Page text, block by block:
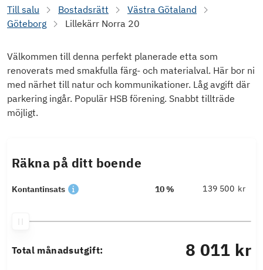
Till salu Bostadsrätt
Västra Götaland
Göteborg
Lillekärr Norra 20
Välkommen till denna perfekt planerade etta som
renoverats med smakfulla färg- och materialval. Här bor ni
med närhet till natur och kommunikationer. Låg avgift där
parkering ingår. Populär HSB förening. Snabbt tillträde
möjligt.
Räkna på ditt boende
Kontantinsats 10 % kr
Total månadsutgift: 8 011 kr